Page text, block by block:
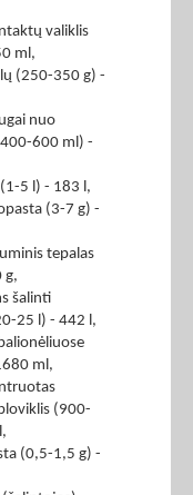
valiklis
ml,
(250-350 g) -
nuo
600 ml) -
5 l) - 183 l,
(3-7 g) -
tepalas
g,
šalinti
25 l) - 442 l,
ml,
(900-
(0,5-1,5 g) -